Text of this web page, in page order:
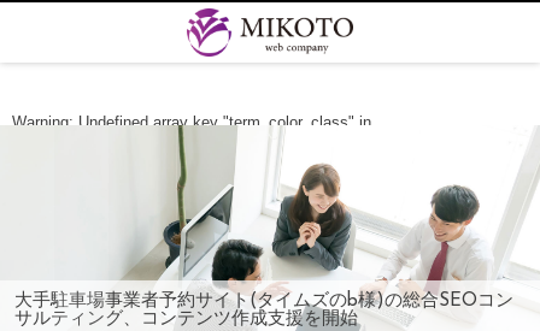
Warning: Undefined array key "term_color_class" in
/home/mikotogod/mikotogod.com/public_html/wp-content/themes/dp-
clarity-business/mobile/header.php
on line
大手駐車場事業者予約サイト(タイムズのb様)の総合SEOコン
サルティング、コンテンツ作成支援を開始